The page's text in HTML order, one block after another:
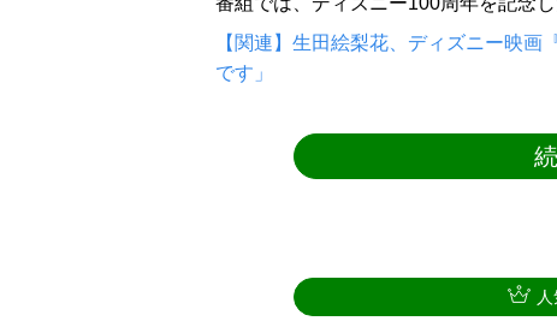
【関連】生田絵梨花、ディズニー映
です」